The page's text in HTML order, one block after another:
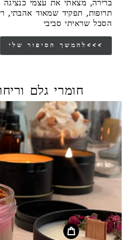
ברירה, מצאתי את עצמי כנציגה
תרופות, תפקיד שמאוד
הסבל שראיתי סביבי
להמשך הסיפור שלי<<<
חומרי גלם